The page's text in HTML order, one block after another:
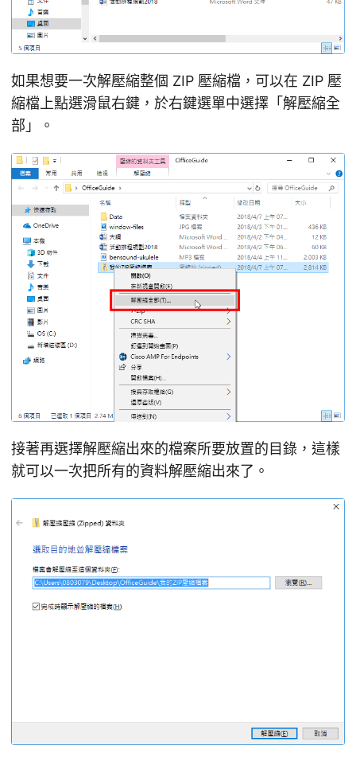
如果想要一次解壓縮整個 ZIP 壓縮檔，可以在 ZIP 壓
縮檔上點選滑鼠右鍵，於右鍵選單中選擇「解壓縮全
部」。
接著再選擇解壓縮出來的檔案所要放置的目錄，這樣
就可以一次把所有的資料解壓縮出來了。